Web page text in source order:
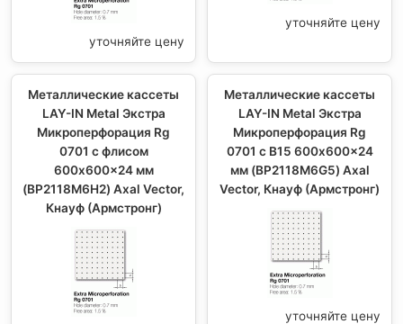
уточняйте цену
уточняйте цену
Металлические кассеты
LAY-IN Metal Экстра
Микроперфорация Rg
0701 с флисом
600x600x24 мм
(BP2118M6H2) Axal Vector,
Кнауф (Армстронг)
Металлические кассеты
LAY-IN Metal Экстра
Микроперфорация Rg
0701 с В15 600x600x24
мм (BP2118M6G5) Axal
Vector, Кнауф (Армстронг)
уточняйте цену